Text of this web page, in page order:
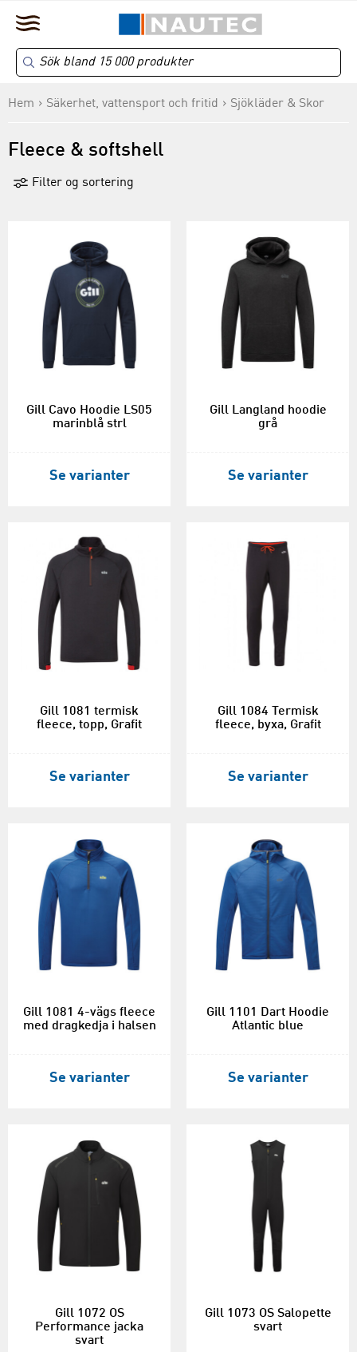
Hem Säkerhet, vattensport och fritid Sjökläder & Skor
Fleece & softshell
Filter og sortering
Gill Cavo Hoodie LS05
marinblå strl
Se varianter
Gill Langland hoodie
grå
Se varianter
Gill 1081 termisk
fleece, topp, Grafit
Se varianter
Gill 1084 Termisk
fleece, byxa, Grafit
Se varianter
Gill 1081 4-vägs fleece
med dragkedja i halsen
Se varianter
Gill 1101 Dart Hoodie
Atlantic blue
Se varianter
Gill 1072 OS
Performance jacka
svart
Gill 1073 OS Salopette
svart